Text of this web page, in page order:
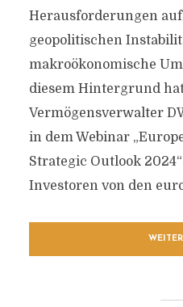
Herausforderungen
geopolitischen
makroökonomische
diesem Hintergrund
Vermögensverwalter
in dem Webinar
Strategic Outlook
Investoren von den